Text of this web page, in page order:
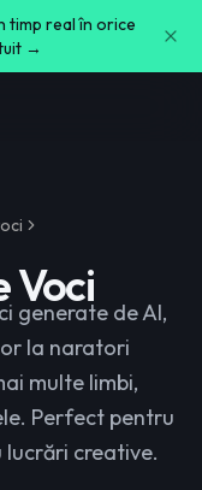
timp real în orice
→
Voci
generate de AI,
la naratori
multe limbi,
Perfect pentru
creative.